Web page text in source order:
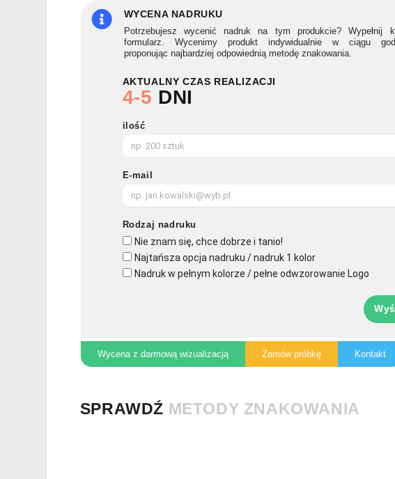
WYCENA NADRUKU
Potrzebujesz wycenić nadruk na tym produkcie? Wypełnij
formularz. Wycenimy produkt indywidualnie w ciągu
proponując najbardziej odpowiednią metodę znakowania.
AKTUALNY CZAS REALIZACJI
4-5 DNI
ilość
E-mail
Rodzaj nadruku
Nie znam się, chce dobrze i tanio!
Najtańsza opcja nadruku / nadruk 1 kolor
Nadruk w pełnym kolorze / pełne odwzorowanie Logo
Wycena z darmową wizualizacją Zamów próbkę Kontakt
SPRAWDŹ METODY ZNAKOWANIA